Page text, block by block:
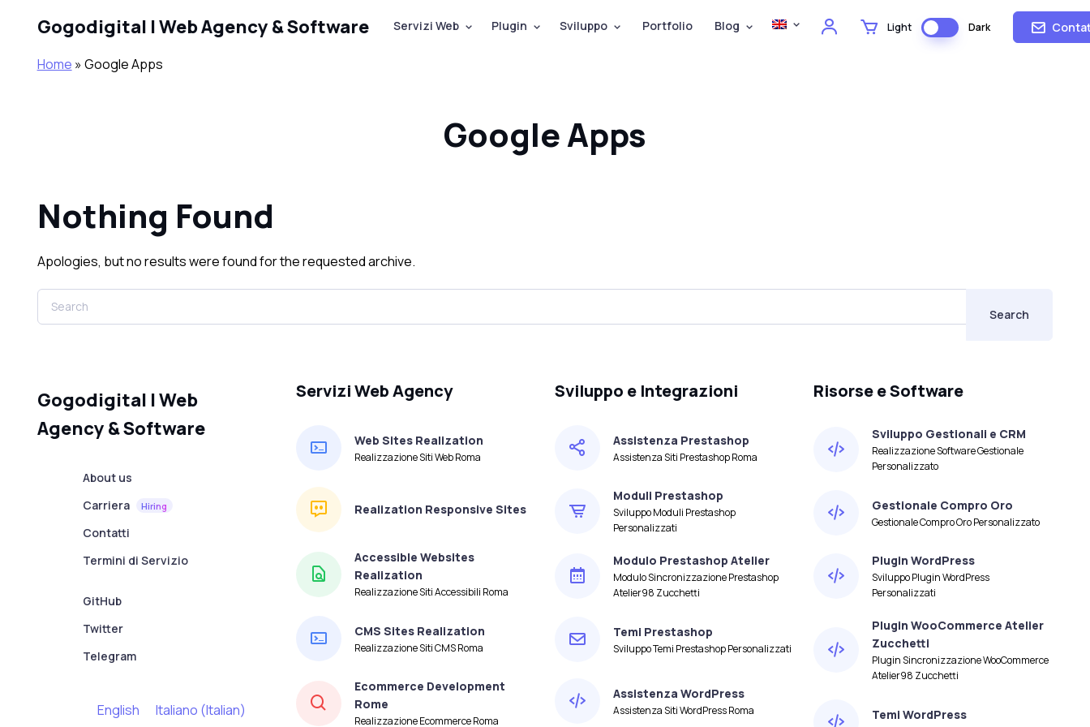
Gogodigital | Web Agency & Software Servizi Web Plugin Sviluppo Portfolio Blog Light Dark
Home »Google Apps
Google Apps
Nothing Found
Apologies, but no results were found for the requested archive.
Search
Gogodigital | Web
Agency & Software
About us
Carriera
Hiring
Contatti
Termini di Servizio
GitHub
Twitter
Telegram
English Italiano (Italian)
Servizi Web Agency
Web Sites Realization
Realizzazione Siti Web Roma
Realization Responsive Sites
Accessible Websites
Realization
Realizzazione Siti Accessibili Roma
CMS Sites Realization
Realizzazione Siti CMS Roma
Ecommerce Development
Rome
Realizzazione Ecommerce Roma
Sviluppo e Integrazioni
Assistenza Prestashop
Assistenza Siti Prestashop Roma
Moduli Prestashop
Sviluppo Moduli Prestashop
Personalizzati
Modulo Prestashop Atelier
Modulo Sincronizzazione Prestashop
Atelier98 Zucchetti
Temi Prestashop
Sviluppo Temi Prestashop Personalizzati
Assistenza WordPress
Assistenza Siti WordPress Roma
Risorse e Software
Sviluppo Gestionali e CRM
Realizzazione Software Gestionale
Personalizzato
Gestionale Compro Oro
Gestionale Compro Oro Personalizzato
Plugin WordPress
Sviluppo Plugin WordPress
Personalizzati
Plugin WooCommerce Atelier
Zucchetti
Plugin Sincronizzazione WooCommerce
Atelier98 Zucchetti
Temi WordPress